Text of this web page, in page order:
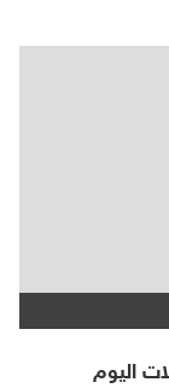
اليوم